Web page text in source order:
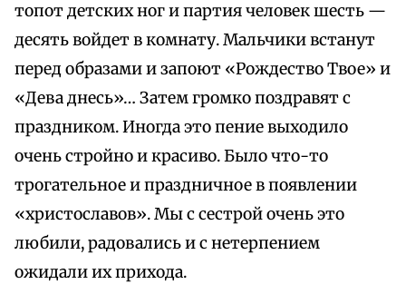
топот детских ног и партия человек шесть —
десять войдет в комнату. Мальчики встанут
перед образами и запоют «Рождество Твое» и
«Дева днесь»… Затем громко поздравят с
праздником. Иногда это пение выходило
очень стройно и красиво. Было что-то
трогательное и праздничное в появлении
«христославов». Мы с сестрой очень это
любили, радовались и с нетерпением
ожидали их прихода.